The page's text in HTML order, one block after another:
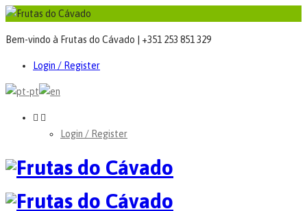
Bem-vindo à Frutas do Cávado | +351 253 851 329
Login / Register
Login / Register